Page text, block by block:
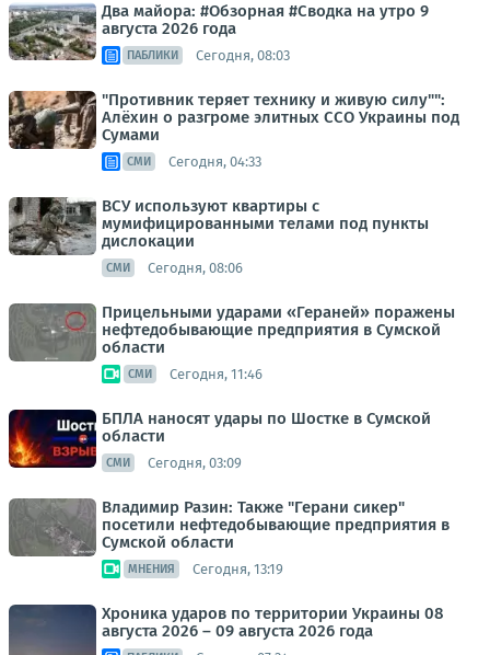
Два майора: #Обзорная #Сводка на утро 9
августа 2026 года
ПАБЛИКИ Сегодня, 08:03
"Противник теряет технику и живую силу"":
Алёхин о разгроме элитных ССО Украины под
Сумами
СМИ Сегодня, 04:33
ВСУ используют квартиры с
мумифицированными телами под пункты
дислокации
СМИ Сегодня, 08:06
Прицельными ударами «Гераней» поражены
нефтедобывающие предприятия в Сумской
области
СМИ Сегодня, 11:46
БПЛА наносят удары по Шостке в Сумской
области
СМИ Сегодня, 03:09
Владимир Разин: Также "Герани сикер"
посетили нефтедобывающие предприятия в
Сумской области
МНЕНИЯ Сегодня, 13:19
Хроника ударов по территории Украины 08
августа 2026 – 09 августа 2026 года